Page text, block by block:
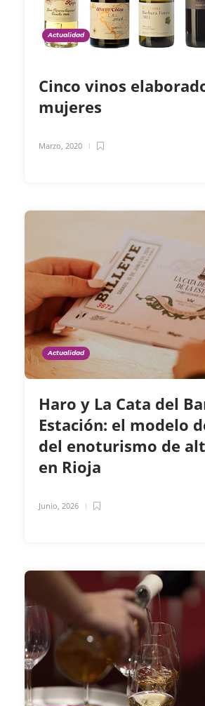
Actualidad
Cinco vinos
mujeres
Marzo, 2020
Actualidad
Haro y La Cata del
Estación: el modelo
del enoturismo de
en Rioja
Junio, 2026